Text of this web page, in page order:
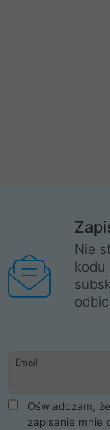
Nie
kodu
Email
Oświadczam,
zapisanie mnie